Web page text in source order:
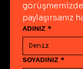
paylaşırsanız
ADINIZ *
SOYADINIZ *